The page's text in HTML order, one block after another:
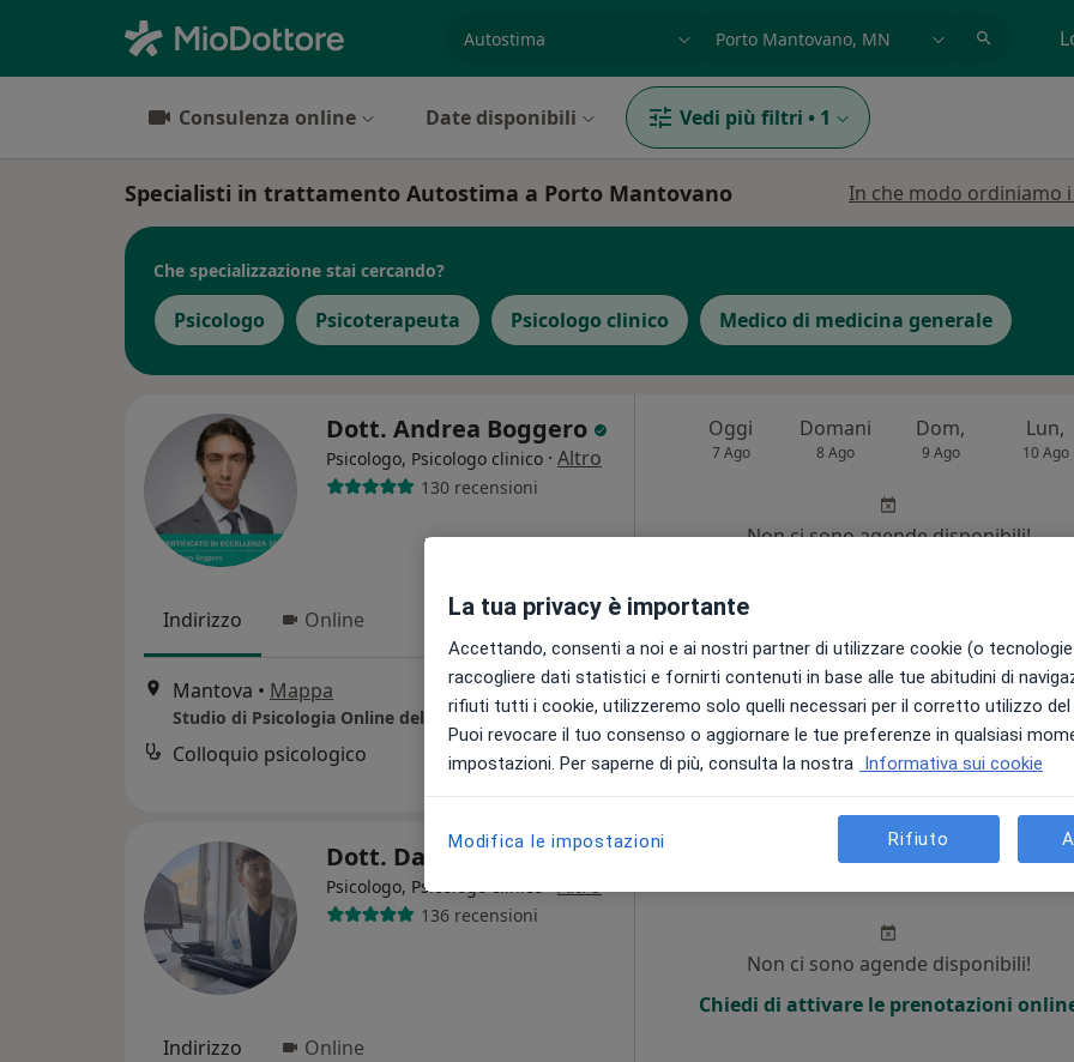
Consulenza online Date disponibili Vedi più filtri • 1
Specialisti in trattamento Autostima a Porto Mantovano In che modo ordiniamo
Che specializzazione stai cercando?
Psicologo Psicoterapeuta Psicologo clinico Medico di medicina generale
Dott. Andrea Boggero
Psicologo, Psicologo clinico · Altro
130 recensioni
Indirizzo Online
Mantova • Mappa
Studio di Psicologia Online del Dott. Andrea Boggero a Mantova
Colloquio psicologico 60 €
Oggi
7 Ago
Domani
8 Ago
Dom,
9 Ago
Lun,
10 Ago
Non ci sono agende disponibili!
Dott. Dario Papa
Psicologo, Psicologo clinico·Altro
136 recensioni
Indirizzo Online
Domani
Non ci sono agende disponibili!
Chiedi di attivare le prenotazioni
La tua privacy è importante
Accettando, consenti a noi e ai nostri partner di utilizzare cookie (o
raccogliere dati statistici e fornirti contenuti in base alle tue abitudini di
rifiuti tutti i cookie, utilizzeremo solo quelli necessari per il corretto utilizzo
Puoi revocare il tuo consenso o aggiornare le tue preferenze in qualsiasi
impostazioni. Per saperne di più, consulta la nostra Informativa sui cookie
Modifica le impostazioni Rifiuto